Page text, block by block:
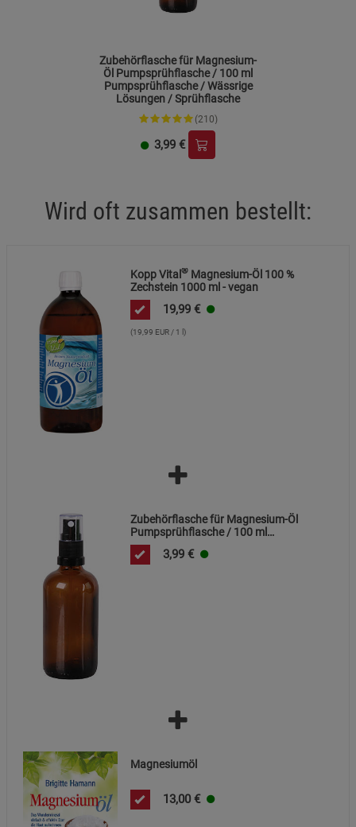
Zubehörflasche für Magnesium-
Öl Pumpsprühflasche / 100 ml
Pumpsprühflasche / Wässrige
Lösungen / Sprühflasche
(210)
3,99 €
Wird oft zusammen bestellt:
Kopp Vital® Magnesium-Öl 100 %
Zechstein 1000 ml - vegan
19,99 €
(19,99 EUR / 1 l)
Zubehörflasche für Magnesium-Öl
Pumpsprühflasche / 100 ml
Pumpsprühflasche / Wässrige Lösungen
/ Sprühflasche
3,99 €
Magnesiumöl
13,00 €
Statistik Cookies (2)
Cookie-Informationenanzeigen
Marketing Cookies (3)
Cookie-Informationenanzeigen